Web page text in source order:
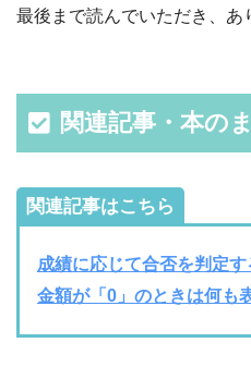
最後まで読んでいただき、あ
関連記事・本の
関連記事はこちら
成績に応じて合否を判定す
金額が「0」のときは何も